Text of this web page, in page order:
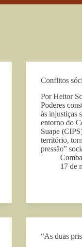
Conflitos
Por Heitor
Poderes
às injustiças
entorno do
Suape
território,
pressão”
17 de
“As duas